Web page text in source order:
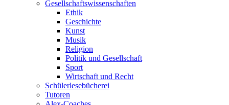
Gesellschaftswissenschaften
Ethik
Geschichte
Kunst
Musik
Religion
Politik und Gesellschaft
Sport
Wirtschaft und Recht
Schülerlesebücherei
Tutoren